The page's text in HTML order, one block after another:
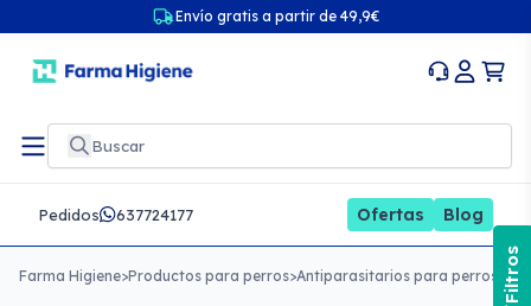
Envío gratis a partir de 49,9€
Pedidos 637724177 Ofertas Blog
Farma Higiene>Productos para perros>Antiparasitarios para perros Filtros